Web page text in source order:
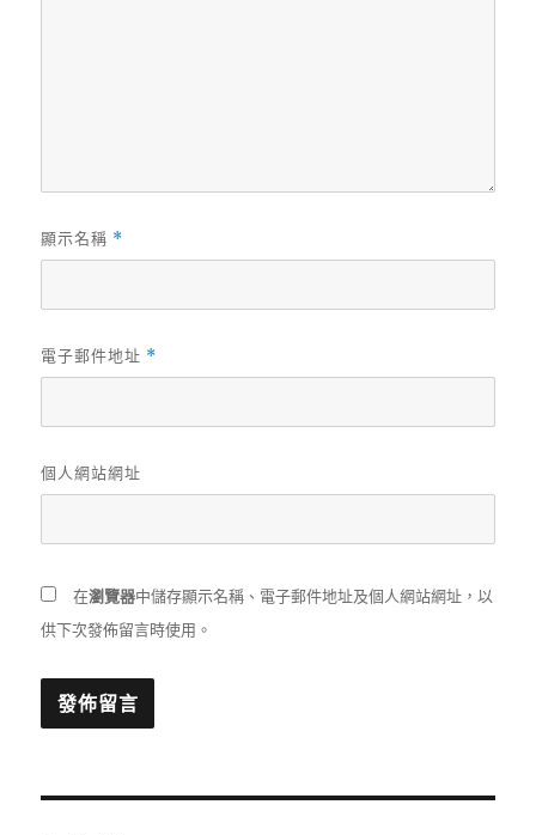
顯示名稱 *
電子郵件地址 *
個人網站網址
在瀏覽器中儲存顯示名稱、電子郵件地址及個人網站網址，以
供下次發佈留言時使用。